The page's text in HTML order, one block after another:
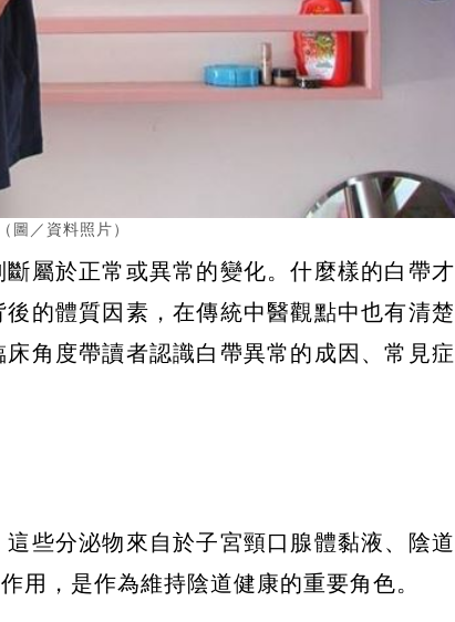
圖／資料照片）
屬於正常或異常的變化。什麼樣的白帶才
的體質因素，在傳統中醫觀點中也有清楚
角度帶讀者認識白帶異常的成因、常見症
些分泌物來自於子宮頸口腺體黏液、陰道
用，是作為維持陰道健康的重要角色。